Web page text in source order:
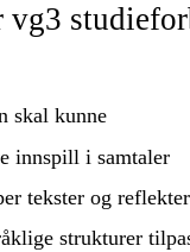
skal kunne
innspill i samtaler
tekster og
strukturer